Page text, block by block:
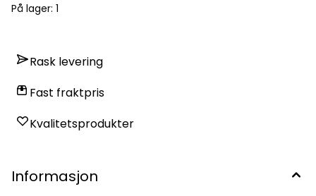
gang har testet. Plaggene er strikket i 17,5 mikron garn og
stoffet veier kun 140gr/m2.
På lager: 1
Rask levering
Fast fraktpris
Kvalitetsprodukter
Informasjon